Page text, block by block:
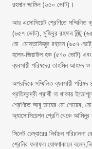
রহমান জামিল (৬৫০ ভোট)।
আর এসোসিয়েট শ্রেণিতে সম্মিলিত
(৬৫৭ ভোট), মুজিবুর রহমান মিন্টু
মো. মোস্তাফিজুর রহমান (৬০৭
হলেন-জিয়াউল হক (৫৭০ ভোট)
ব্যবসায়ী পরিষদের তাহমিন আহমদ ও
অপরদিকে সম্মিলিত ব্যবসায়ী
প্রতিদ্বন্দ্বী প্রার্থী না থাকায়
শ্রেণিতে আবু তাহের মো.শোয়েব,
অ্যাসোসিয়েশন শ্রেণি থেকে আমিনুর
সিলেট চেম্বারের নির্বাচন
শ্রেনির ফলাফল ঘোষণাকালে